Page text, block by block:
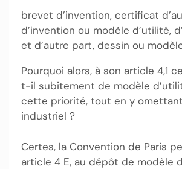
brevet d’invention, certificat
d’invention ou modèle d’utilité,
et d’autre part, dessin ou
Pourquoi alors, à son article 4,1
t-il subitement de modèle
cette priorité, tout en y
industriel ?
Certes, la Convention de Paris
article 4 E, au dépôt de modèle